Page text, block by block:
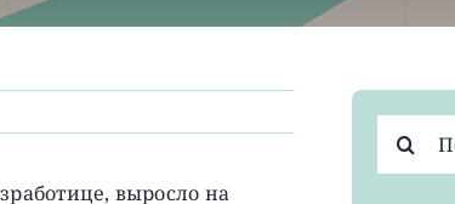
выросло на
поиска: